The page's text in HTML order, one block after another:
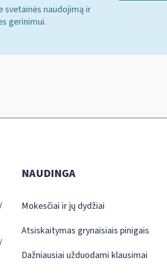
svetainės naudojimą ir
gerinimui.
NAUDINGA
Mokesčiai ir jų dydžiai
Atsiskaitymas grynaisiais pinigais
Dažniausiai užduodami klausimai